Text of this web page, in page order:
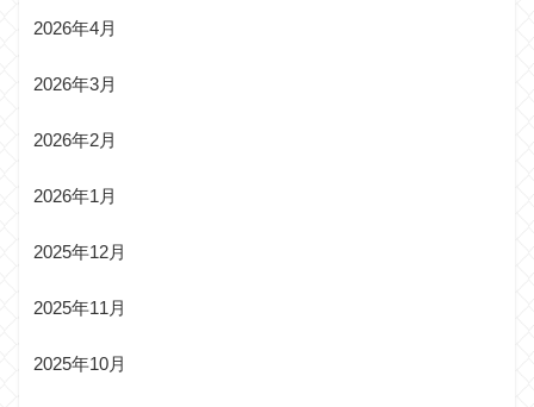
2026年4月
2026年3月
2026年2月
2026年1月
2025年12月
2025年11月
2025年10月